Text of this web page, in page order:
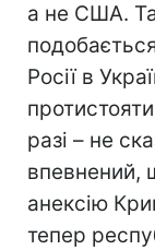
а не США.
Росії в
разі – не
впевнений,
анексію
тепер